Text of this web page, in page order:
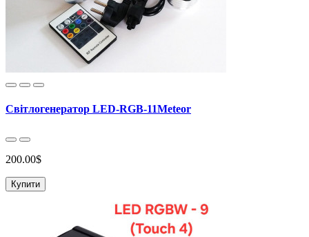
Світлогенератор LED-RGB-11Meteor
200.00$
Купити